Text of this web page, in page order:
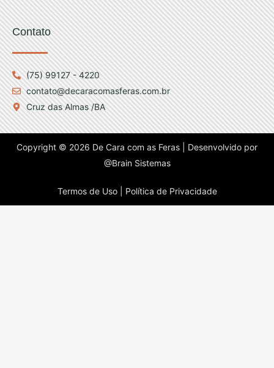
Contato
(75) 99127 - 4220
contato@decaracomasferas.com.br
Cruz das Almas /BA
Copyright © 2026 De Cara com as Feras | Desenvolvido por
@Brain Sistemas
Termos de Uso | Política de Privacidade